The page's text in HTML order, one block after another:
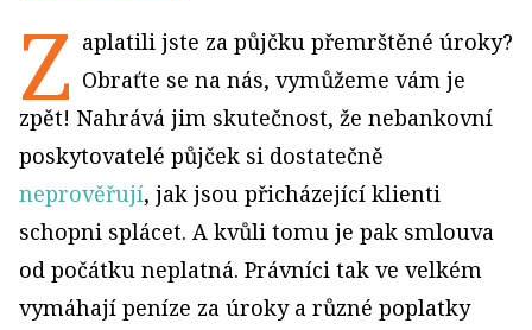
Z aplatili jste za půjčku přemrštěné úroky?
Obraťte se na nás, vymůžeme vám je
zpět! Nahrává jim skutečnost, že nebankovní
poskytovatelé půjček si dostatečně
neprověřují, jak jsou přicházející klienti
schopni splácet. A kvůli tomu je pak smlouva
od počátku neplatná. Právníci tak ve velkém
vymáhají peníze za úroky a různé poplatky